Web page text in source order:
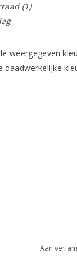
(1)
weergegeven
daadwerkelijke
Aan